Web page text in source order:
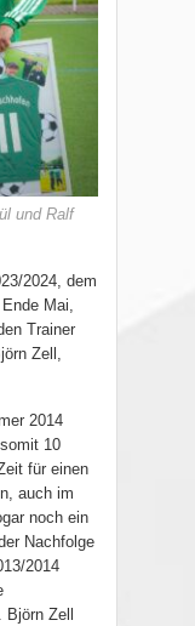
und Ralf
2024, dem
Mai,
Trainer
Zell,
2014
10
für einen
auch im
noch ein
Nachfolge
2014
Zell